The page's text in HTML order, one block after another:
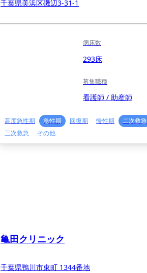
千葉県美浜区磯辺3-31-1
病床数
293床
募集職種
看護師 / 助産師
高度急性期 急性期 回復期 慢性期
二次救急
三次救急
その他
亀田クリニック
千葉県鴨川市東町 1344番地